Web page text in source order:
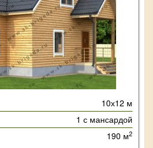
10х12 м
1 с мансардой
190 м2